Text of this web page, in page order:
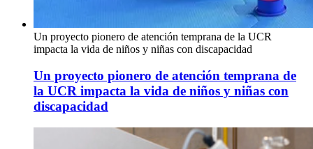
Un proyecto pionero de atención temprana de la UCR
impacta la vida de niños y niñas con discapacidad
Un proyecto pionero de atención temprana de
la UCR impacta la vida de niños y niñas con
discapacidad